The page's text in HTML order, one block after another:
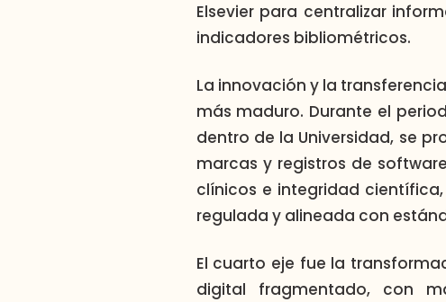
Elsevier para centralizar
indicadores bibliométricos.
La innovación y la
más maduro. Durante el
dentro de la Universidad, se
marcas y registros de
clínicos e integridad
regulada y alineada con
El cuarto eje fue la
digital fragmentado, con